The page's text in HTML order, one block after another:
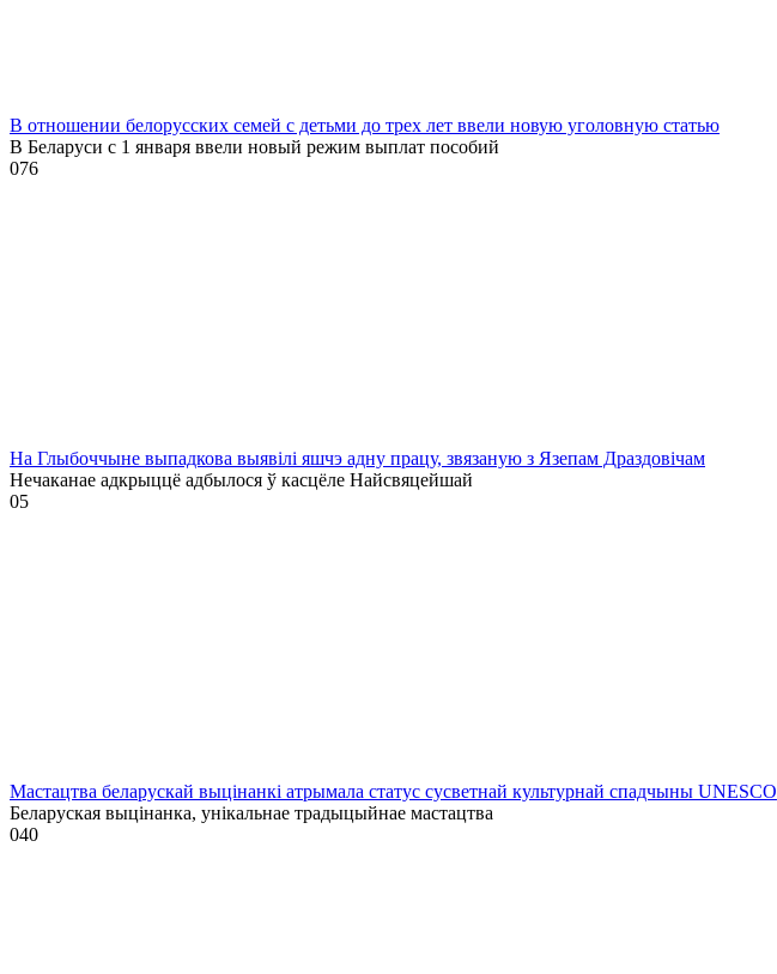
В отношении белорусских семей с детьми до трех лет ввели новую уголовную статью
В Беларуси с 1 января ввели новый режим выплат пособий
076
На Глыбоччыне выпадкова выявілі яшчэ адну працу, звязаную з Язепам Драздовічам
Нечаканае адкрыццё адбылося ў касцёле Найсвяцейшай
05
Мастацтва беларускай выцінанкі атрымала статус сусветнай культурнай спадчыны UNESCO
Беларуская выцінанка, унікальнае традыцыйнае мастацтва
040